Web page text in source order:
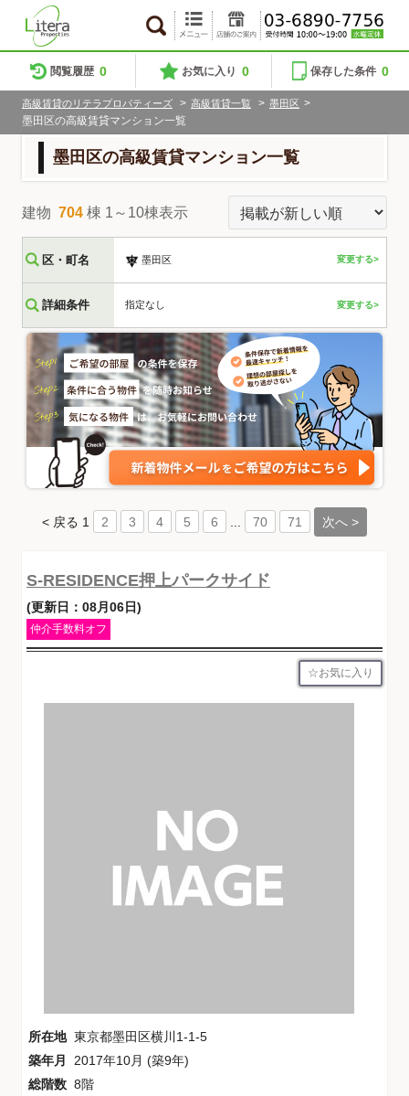
閲覧履歴 0 お気に入り 0 保存した条件 0
高級賃貸のリテラプロパティーズ > 高級賃貸一覧 > 墨田区 >
墨田区の高級賃貸マンション一覧
墨田区の高級賃貸マンション一覧
建物 704 棟 1～10棟表示
区・町名 墨田区 変更する>
詳細条件 指定なし 変更する>
< 戻る 1 2 3 4 5 6 70 71 次へ >
S-RESIDENCE押上パークサイド
(更新日：08月06日)
仲介手数料オフ
お気に入り
所在地 東京都墨田区横川1-1-5
築年月
2017年10月 (築9年)
総階数 8階